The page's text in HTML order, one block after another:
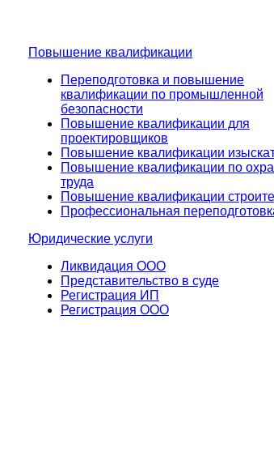
Повышение квалификации
Переподготовка и повышение
квалификации по промышленной
безопасности
Повышение квалификации для
проектировщиков
Повышение квалификации
Повышение квалификации по
труда
Повышение квалификации
Профессиональная
Юридические услуги
Ликвидация ООО
Представительство в суде
Регистрация ИП
Регистрация ООО